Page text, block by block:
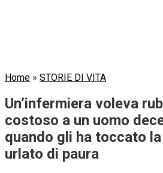
Home » STORIE DI VITA
Un’infermiera voleva
costoso a un uomo
quando gli ha toccato
urlato di paura